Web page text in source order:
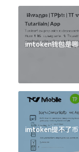
imtoken钱包是哪
imtoken提不了